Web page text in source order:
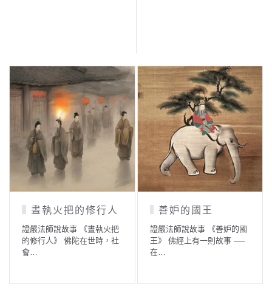
把牛奶「存」在牛
肚裡
證嚴法師說故事 《把牛奶
「存」在牛肚裡》 有一位養
涉水渡河的求法者
證嚴法師說故事 《涉水渡河
的求法者》 某一個時候，在
一…